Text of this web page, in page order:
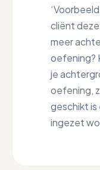
cliënt deze
meer
oefening?
je
oefening,
geschikt is
ingezet